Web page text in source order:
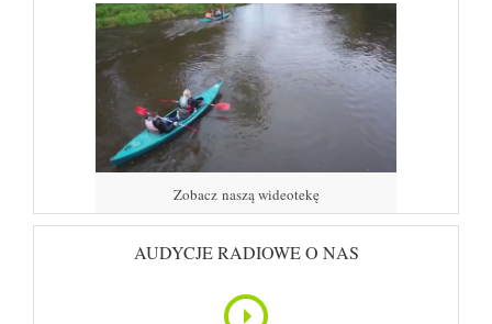
Zobacz naszą wideotekę
AUDYCJE RADIOWE O NAS